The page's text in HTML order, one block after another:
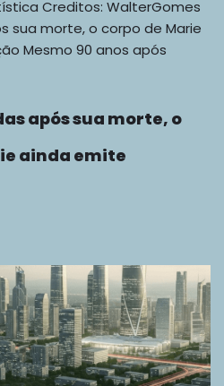
Creditos: WalterGomes
sua morte, o corpo de Marie
Mesmo 90 anos após
após sua morte, o
ainda emite